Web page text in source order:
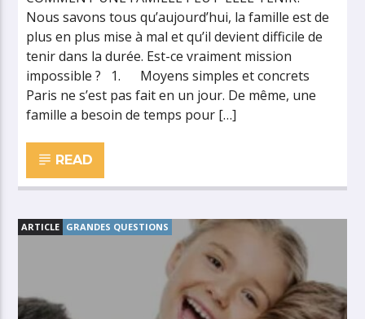
Nous savons tous qu’aujourd’hui, la famille est de
plus en plus mise à mal et qu’il devient difficile de
tenir dans la durée. Est-ce vraiment mission
impossible ? 1. Moyens simples et concrets
Paris ne s’est pas fait en un jour. De même, une
famille a besoin de temps pour […]
READ
ARTICLE GRANDES QUESTIONS